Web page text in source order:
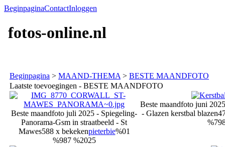
BeginpaginaContactInloggen
fotos-online.nl
Beginpagina > MAAND-THEMA > BESTE MAANDFOTO
Laatste toevoegingen - BESTE MAANDFOTO
Beste maandfoto juli 2025 - Spiegeling-
Panorama-Gsm in straatbeeld - St
Mawes588 x bekekenpieterbie%01
%987 %2025
Beste maandfoto juni
- Glazen kerstbal blazen